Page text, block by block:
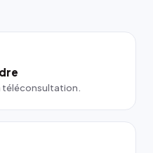
téléconsultation.